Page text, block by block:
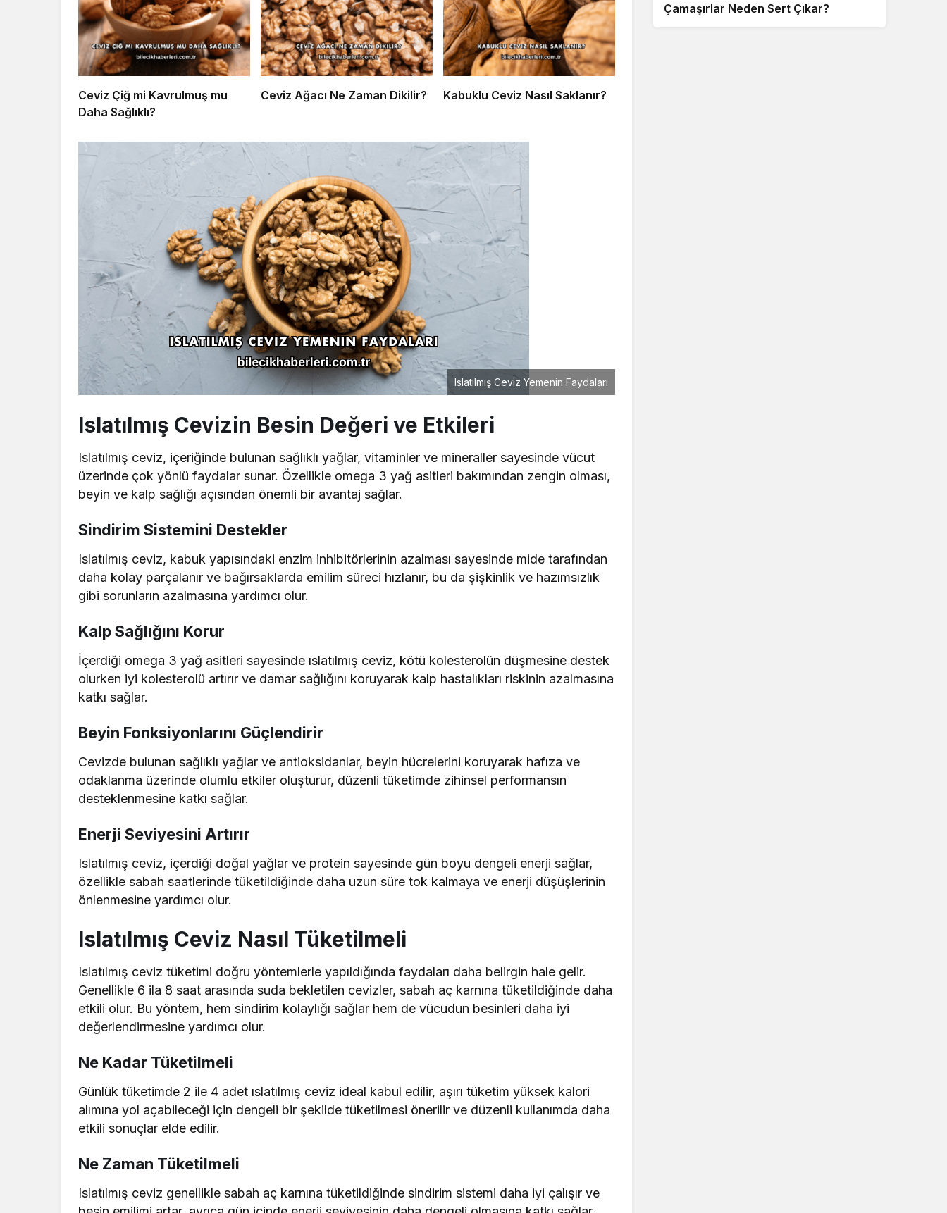
Ceviz Çiğ mi Kavrulmuş mu
Daha Sağlıklı?
Ceviz Ağacı Ne Zaman Dikilir? Kabuklu Ceviz Nasıl Saklanır?
Islatılmış Ceviz Yemenin Faydaları
Islatılmış Cevizin Besin Değeri ve Etkileri
Islatılmış ceviz, içeriğinde bulunan sağlıklı yağlar, vitaminler ve mineraller sayesinde vücut
üzerinde çok yönlü faydalar sunar. Özellikle omega 3 yağ asitleri bakımından zengin olması,
beyin ve kalp sağlığı açısından önemli bir avantaj sağlar.
Sindirim Sistemini Destekler
Islatılmış ceviz, kabuk yapısındaki enzim inhibitörlerinin azalması sayesinde mide tarafından
daha kolay parçalanır ve bağırsaklarda emilim süreci hızlanır, bu da şişkinlik ve hazımsızlık
gibi sorunların azalmasına yardımcı olur.
Kalp Sağlığını Korur
İçerdiği omega 3 yağ asitleri sayesinde ıslatılmış ceviz, kötü kolesterolün düşmesine destek
olurken iyi kolesterolü artırır ve damar sağlığını koruyarak kalp hastalıkları riskinin azalmasına
katkı sağlar.
Beyin Fonksiyonlarını Güçlendirir
Cevizde bulunan sağlıklı yağlar ve antioksidanlar, beyin hücrelerini koruyarak hafıza ve
odaklanma üzerinde olumlu etkiler oluşturur, düzenli tüketimde zihinsel performansın
desteklenmesine katkı sağlar.
Enerji Seviyesini Artırır
Islatılmış ceviz, içerdiği doğal yağlar ve protein sayesinde gün boyu dengeli enerji sağlar,
özellikle sabah saatlerinde tüketildiğinde daha uzun süre tok kalmaya ve enerji düşüşlerinin
önlenmesine yardımcı olur.
Islatılmış Ceviz Nasıl Tüketilmeli
Islatılmış ceviz tüketimi doğru yöntemlerle yapıldığında faydaları daha belirgin hale gelir.
Genellikle 6 ila 8 saat arasında suda bekletilen cevizler, sabah aç karnına tüketildiğinde daha
etkili olur. Bu yöntem, hem sindirim kolaylığı sağlar hem de vücudun besinleri daha iyi
değerlendirmesine yardımcı olur.
Ne Kadar Tüketilmeli
Günlük tüketimde 2 ile 4 adet ıslatılmış ceviz ideal kabul edilir, aşırı tüketim yüksek kalori
alımına yol açabileceği için dengeli bir şekilde tüketilmesi önerilir ve düzenli kullanımda daha
etkili sonuçlar elde edilir.
Ne Zaman Tüketilmeli
Islatılmış ceviz genellikle sabah aç karnına tüketildiğinde sindirim sistemi daha iyi çalışır ve
Çamaşırlar Neden Sert Çıkar?